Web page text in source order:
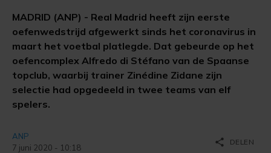
MADRID (ANP) - Real Madrid heeft zijn eerste
oefenwedstrijd afgewerkt sinds het coronavirus in
maart het voetbal platlegde. Dat gebeurde op het
oefencomplex Alfredo di Stéfano van de Spaanse
topclub, waarbij trainer Zinédine Zidane zijn
selectie had opgedeeld in twee teams van elf
spelers.
ANP
7 juni 2020 - 10:18
share DELEN